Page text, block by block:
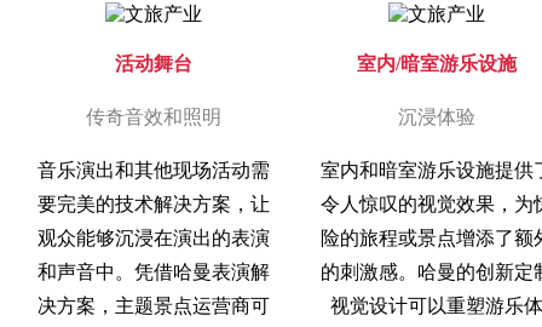
活动舞台
传奇音效和照明
音乐演出和其他现场活动需
要完美的技术解决方案，让
观众能够沉浸在演出的表演
和声音中。凭借哈曼表演解
决方案，主题景点运营商可
室内/暗室游乐设施
沉浸体验
室内和暗室游乐设施提供
令人惊叹的视觉效果，为
险的旅程或景点增添了额
的刺激感。哈曼的创新定
视觉设计可以重塑游乐体